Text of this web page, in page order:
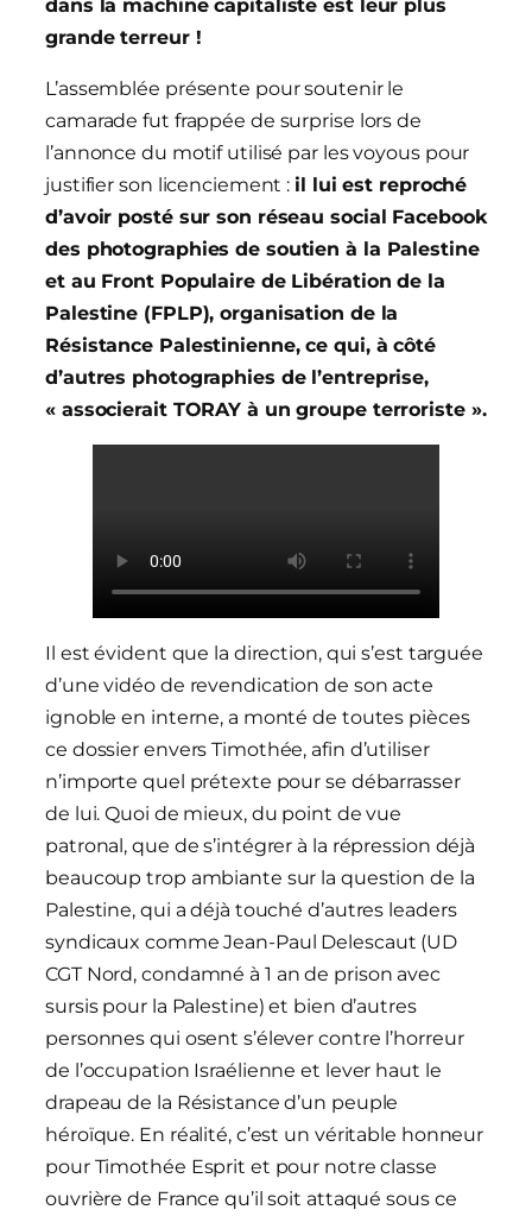
dans la machine capitaliste est leur plus
grande terreur !
L’assemblée présente pour soutenir le
camarade fut frappée de surprise lors de
l’annonce du motif utilisé par les voyous pour
justifier son licenciement : il lui est reproché
d’avoir posté sur son réseau social Facebook
des photographies de soutien à la Palestine
et au Front Populaire de Libération de la
Palestine (FPLP), organisation de la
Résistance Palestinienne, ce qui, à côté
d’autres photographies de l’entreprise,
« associerait TORAY à un groupe terroriste ».
Il est évident que la direction, qui s’est targuée
d’une vidéo de revendication de son acte
ignoble en interne, a monté de toutes pièces
ce dossier envers Timothée, afin d’utiliser
n’importe quel prétexte pour se débarrasser
de lui. Quoi de mieux, du point de vue
patronal, que de s’intégrer à la répression déjà
beaucoup trop ambiante sur la question de la
Palestine, qui a déjà touché d’autres leaders
syndicaux comme Jean-Paul Delescaut (UD
CGT Nord, condamné à 1 an de prison avec
sursis pour la Palestine) et bien d’autres
personnes qui osent s’élever contre l’horreur
de l’occupation Israélienne et lever haut le
drapeau de la Résistance d’un peuple
héroïque. En réalité, c’est un véritable honneur
pour Timothée Esprit et pour notre classe
ouvrière de France qu’il soit attaqué sous ce